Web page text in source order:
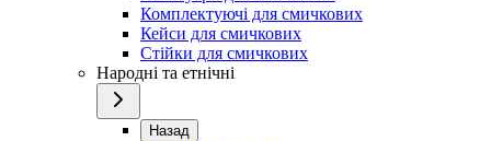
Комплектуючі для смичкових
Кейси для смичкових
Стійки для смичкових
Народні та етнічні
Назад